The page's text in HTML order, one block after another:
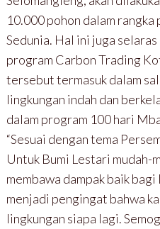
10.000 pohon dalam
Sedunia. Hal ini juga
program Carbon Trading
tersebut termasuk dalam
lingkungan indah dan
dalam program 100 hari
“Sesuai dengan tema
Untuk Bumi Lestari mudah-
membawa dampak baik
menjadi pengingat bahwa
lingkungan siapa lagi.